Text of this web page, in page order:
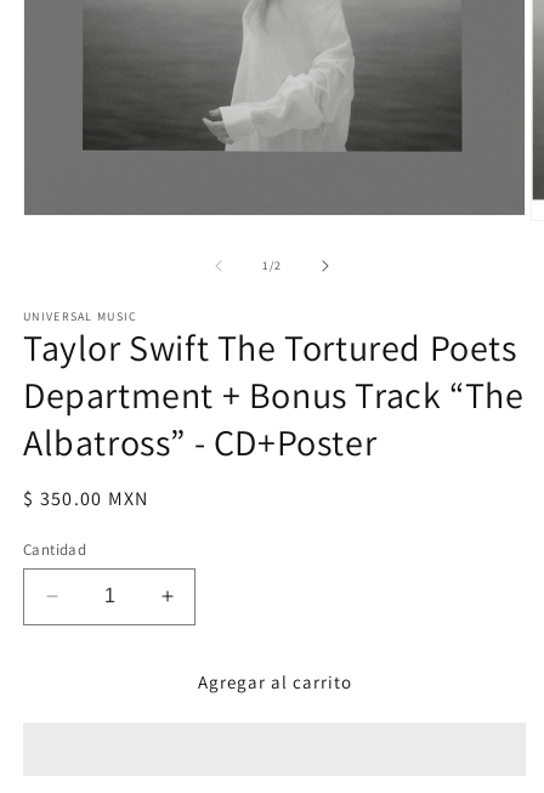
una
modal
1/de2
UNIVERSAL MUSIC
Taylor Swift The Tortured Poets
Department + Bonus Track “The
Albatross” - CD+Poster
Precio
$ 350.00 MXN
Cantidad
Reducir
cantidad
Aumentar
cantidad
TaylorAgregar al carrito